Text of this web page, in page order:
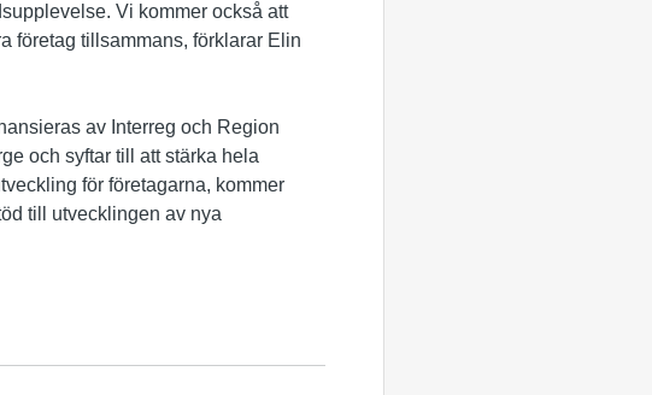
Vi kommer också att
företag tillsammans, förklarar Elin
av Interreg och Region
och syftar till att stärka hela
för företagarna, kommer
till utvecklingen av nya